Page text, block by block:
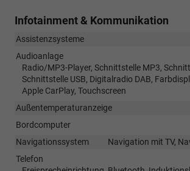
Infotainment & Kommunikation
Assistenzsysteme
Audioanlage
Radio/MP3-Player, Schnittstelle MP3,
Schnittstelle USB, Digitalradio DAB,
Apple CarPlay, Touchscreen
Außentemperaturanzeige
Bordcomputer
Navigationssystem
Navigation mit TV,
Telefon